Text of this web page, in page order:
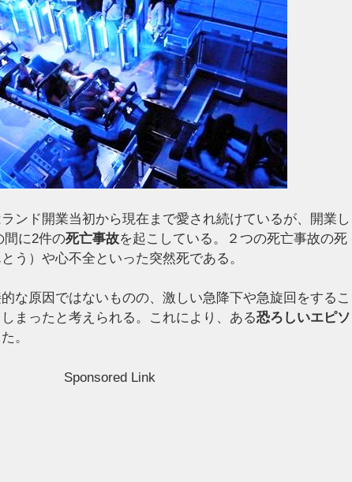
ンド開業当初から現在まで愛され続けているが、開業し
間に2件の死亡事故を起こしている。２つの死亡事故の死
う）や心不全といった突然死である。
な原因ではないものの、激しい急降下や急旋回をするこ
まったと考えられる。これにより、ある恐ろしいエピソ
。
Sponsored Link